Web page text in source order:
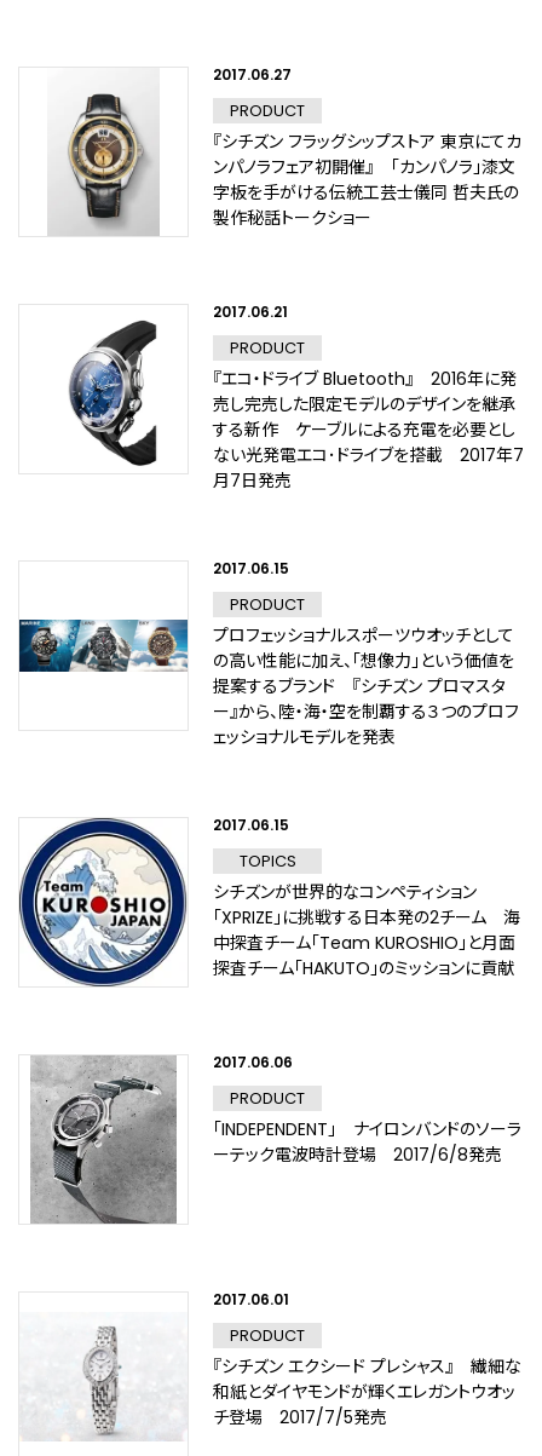
2017.06.27
PRODUCT
『シチズン フラッグシップストア 東京にてカ
ンパノラフェア初開催』 「カンパノラ」漆文
字板を手がける伝統工芸士儀同 哲夫氏の
製作秘話トークショー
2017.06.21
PRODUCT
『エコ・ドライブ Bluetooth』 2016年に発
売し完売した限定モデルのデザインを継承
する新作 ケーブルによる充電を必要とし
ない光発電エコ･ドライブを搭載 2017年7
月7日発売
2017.06.15
PRODUCT
プロフェッショナルスポーツウオッチとして
の高い性能に加え、「想像力」という価値を
提案するブランド 『シチズン プロマスタ
ー』から、陸・海・空を制覇する３つのプロフ
ェッショナルモデルを発表
2017.06.15
TOPICS
シチズンが世界的なコンペティション
「XPRIZE」に挑戦する日本発の2チーム 海
中探査チーム「Team KUROSHIO」と月面
探査チーム「HAKUTO」のミッションに貢献
2017.06.06
PRODUCT
「INDEPENDENT」 ナイロンバンドのソーラ
ーテック電波時計登場 2017/6/8発売
2017.06.01
PRODUCT
『シチズン エクシード プレシャス』 繊細な
和紙とダイヤモンドが輝くエレガントウオッ
チ登場 2017/7/5発売